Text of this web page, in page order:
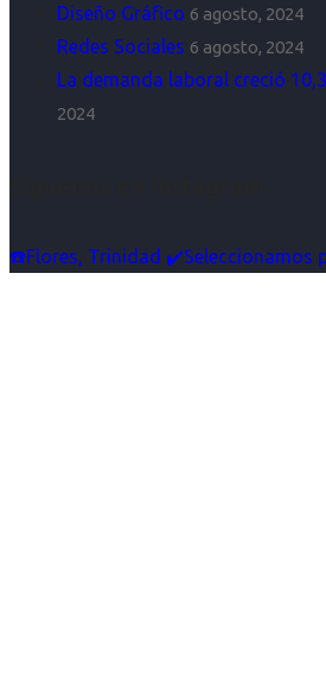
Diseño Gráfico 6 agosto, 2024
Redes Sociales 6 agosto, 2024
La demanda laboral creció
2024
☎️Flores, Trinidad ✔️Seleccionamos